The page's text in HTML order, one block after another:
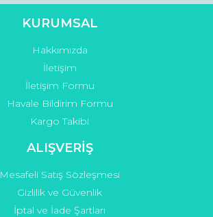
Gönder
KURUMSAL
Hakkımızda
İletişim
İletişim Formu
Havale Bildirim Formu
Kargo Takibi
ALIŞVERİŞ
Mesafeli Satış Sözleşmesi
Gizlilik ve Güvenlik
İptal ve İade Şartları